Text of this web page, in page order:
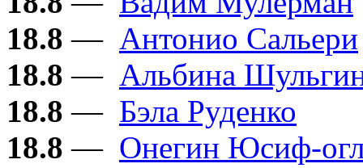
18.8 — Антонио Сальери
18.8 — Альбина
18.8 — Бэла Руденко
18.8 — Онегин Юсиф-